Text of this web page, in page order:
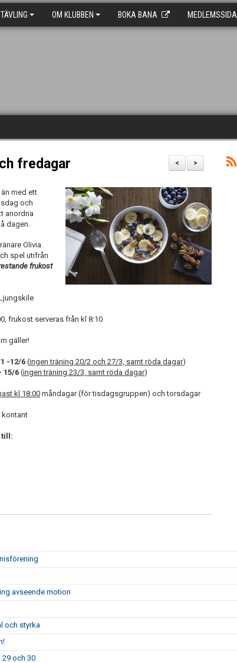
TÄVLING OM KLUBBEN BOKA BANA MEDLEMSSIDA
>
<
fredagar
med ett
och
anordna
dagen.
Olivia
spel utifrån
frukost
frukost serveras från kl 8:10
gäller!
-12/6(ingen träning 20/2 och 27/3, samt röda dagar)
15/6(ingen träning 23/3, samt röda dagar)
kl 18:00 måndagar (för tisdagsgruppen) och torsdagar
kontant
till:
avseende motion
och styrka
29 och 30